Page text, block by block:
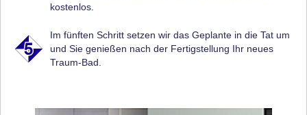
kostenlos.
Im fünften Schritt setzen wir das Geplante in die Tat um
und Sie genießen nach der Fertigstellung Ihr neues
Traum-Bad.